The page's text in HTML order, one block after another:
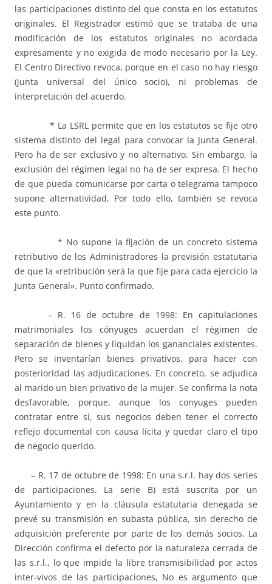
las participaciones distinto del que consta en los estatutos
originales. El Registrador estimó que se trataba de una
modificación de los estatutos originales no acordada
expresamente y no exigida de modo necesario por la Ley.
El Centro Directivo revoca, porque en el caso no hay riesgo
(junta universal del único socio), ni problemas de
interpretación del acuerdo.
* La LSRL permite que en los estatutos se fije otro
sistema distinto del legal para convocar la Junta General.
Pero ha de ser exclusivo y no alternativo. Sin embargo, la
exclusión del régimen legal no ha de ser expresa. El hecho
de que pueda comunicarse por carta o telegrama tampoco
supone alternatividad, Por todo ello, también se revoca
este punto.
* No supone la fijación de un concreto sistema
retributivo de los Administradores la previsión estatutaria
de que la «retribución será la que fije para cada ejercicio la
Junta General». Punto confirmado.
– R. 16 de octubre de 1998: En capitulaciones
matrimoniales los cónyuges acuerdan el régimen de
separación de bienes y liquidan los gananciales existentes.
Pero se inventarían bienes privativos, para hacer con
posterioridad las adjudicaciones. En concreto, se adjudica
al marido un bien privativo de la mujer. Se confirma la nota
desfavorable, porque, aunque los conyuges pueden
contratar entre sí, sus negocios deben tener el correcto
reflejo documental con causa lícita y quedar claro el tipo
de negocio querido.
– R. 17 de octubre de 1998: En una s.r.l. hay dos series
de participaciones. La serie B) está suscrita por un
Ayuntamiento y en la cláusula estatutaria denegada se
prevé su transmisión en subasta pública, sin derecho de
adquisición preferente por parte de los demás socios. La
Dirección confirma el defecto por la naturaleza cerrada de
las s.r.l., lo que impide la libre transmisibilidad por actos
inter-vivos de las participaciones, No es argumento que